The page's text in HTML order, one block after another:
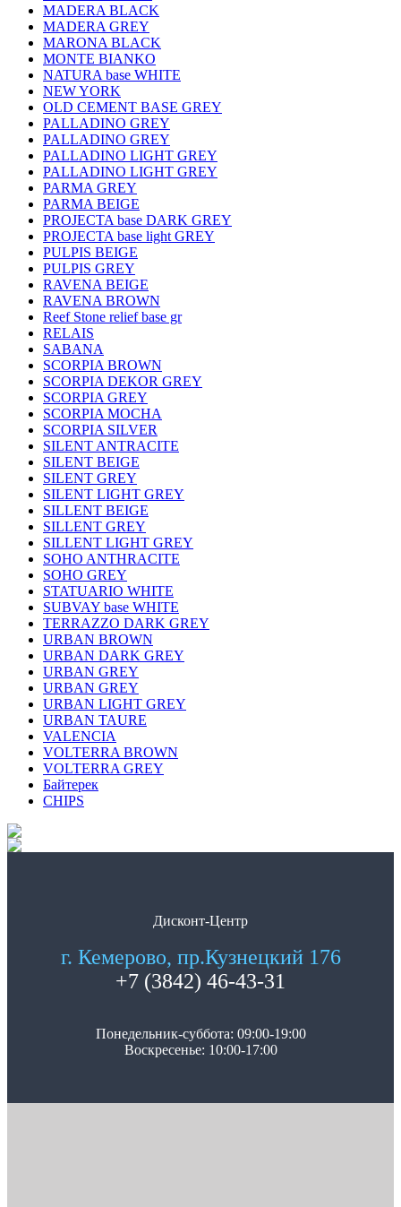
MADERA BLACK
MADERA GREY
MARONA BLACK
MONTE BIANKO
NATURA base WHITE
NEW YORK
OLD CEMENT BASE GREY
PALLADINO GREY
PALLADINO GREY
PALLADINO LIGHT GREY
PALLADINO LIGHT GREY
PARMA GREY
PARMA BEIGE
PROJECTA base DARK GREY
PROJECTA base light GREY
PULPIS BEIGE
PULPIS GREY
RAVENA BEIGE
RAVENA BROWN
Reef Stone relief base gr
RELAIS
SABANA
SCORPIA BROWN
SCORPIA DEKOR GREY
SCORPIA GREY
SCORPIA MOCHA
SCORPIA SILVER
SILENT ANTRACITE
SILENT BEIGE
SILENT GREY
SILENT LIGHT GREY
SILLENT BEIGE
SILLENT GREY
SILLENT LIGHT GREY
SOHO ANTHRACITE
SOHO GREY
STATUARIO WHITE
SUBVAY base WHITE
TERRAZZO DARK GREY
URBAN BROWN
URBAN DARK GREY
URBAN GREY
URBAN GREY
URBAN LIGHT GREY
URBAN TAURE
VALENCIA
VOLTERRA BROWN
VOLTERRA GREY
Байтерек
СHIPS
Дисконт-Центр
г. Кемерово, пр.Кузнецкий 176
+7 (3842) 46-43-31
Понедельник-суббота: 09:00-19:00
Воскресенье: 10:00-17:00